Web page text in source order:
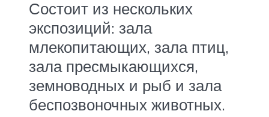
Состоит из нескольких
экспозиций: зала
млекопитающих, зала птиц,
зала пресмыкающихся,
земноводных и рыб и зала
беспозвоночных животных.